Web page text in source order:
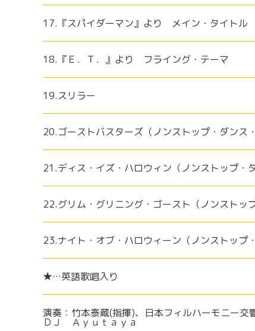
17.『スパイダーマン』より メイン・タイトル
18.『Ｅ．Ｔ．』より フライング・テーマ
19.スリラー
20.ゴーストバスターズ（ノンストップ・ダンス
21.ディス・イズ・ハロウィン（ノンストップ・
22.グリム・グリニング・ゴースト（ノンストッ
23.ナイト・オブ・ハロウィーン（ノンストップ
★…英語歌唱入り
演奏：竹本泰蔵(指揮)、日本フィルハーモニー交
ＤＪ Ａｙｕｔａｙａ